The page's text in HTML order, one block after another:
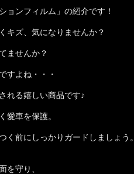
ョンフィルム」の紹介です！
キズ、気になりませんか？
ませんか？
すよね・・・
れる嬉しい商品です♪
愛車を保護。
く前にしっかりガードしましょう。
を守り、